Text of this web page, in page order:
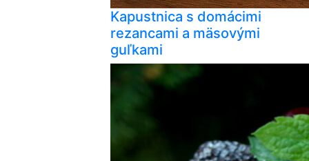
Kapustnica s domácimi
rezancami a mäsovými
guľkami